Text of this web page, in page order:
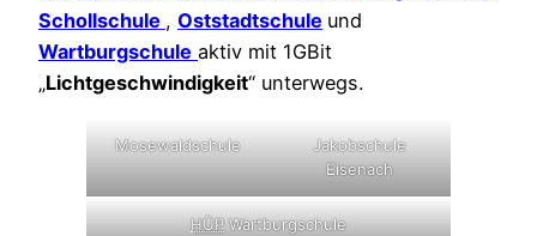
Schollschule , Oststadtschule und
Wartburgschule aktiv mit 1GBit
„Lichtgeschwindigkeit“ unterwegs.
Mosewaldschule
Jakobschule
Eisenach
HÜPWartburgschule